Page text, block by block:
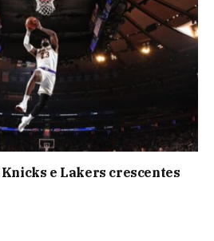
Knicks e Lakers crescentes